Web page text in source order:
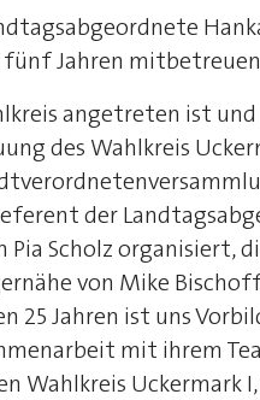
Jahren
angetreten ist
des Wahlkreis
der
Scholz organisiert,
von Mike
25 Jahren ist uns
mit ihrem
Wahlkreis Uckermark